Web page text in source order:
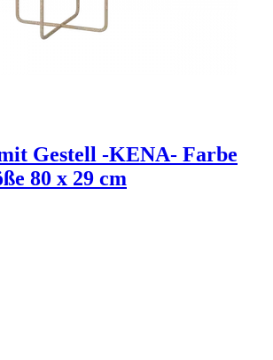
Gestell -KENA- Farbe
80 x 29 cm